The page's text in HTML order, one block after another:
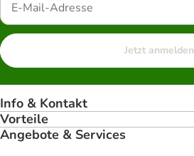
Jetzt anmelden
Info & Kontakt
Vorteile
Angebote & Services